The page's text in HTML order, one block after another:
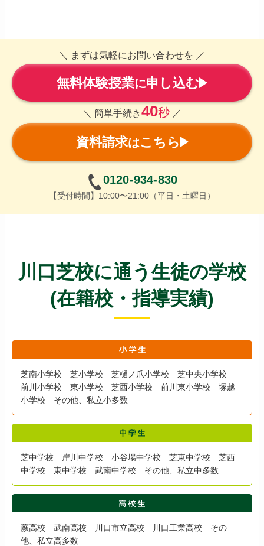
＼ まずは気軽にお問い合わせを ／
無料体験授業に申し込む
＼ 簡単手続き40秒 ／
資料請求はこちら
0120-934-830
【受付時間】10:00〜21:00（平日・土曜日）
川口芝校に通う生徒の学校
(在籍校・指導実績)
芝南小学校 芝小学校 芝樋ノ爪小学校 芝中央小学校
前川小学校 東小学校 芝西小学校 前川東小学校 塚越
小学校 その他、私立小多数
芝中学校 岸川中学校 小谷場中学校 芝東中学校 芝西
中学校 東中学校 武南中学校 その他、私立中多数
蕨高校 武南高校 川口市立高校 川口工業高校 その
他、私立高多数